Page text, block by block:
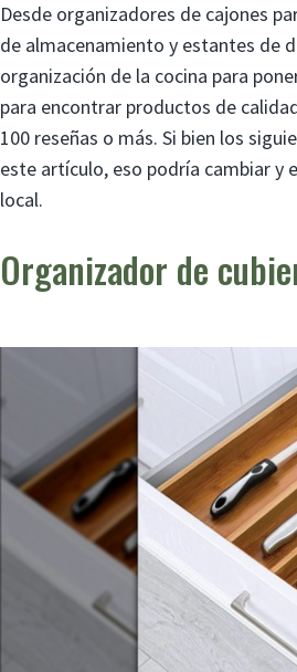
Desde organizadores de cajones
de almacenamiento y estantes de
organización de la cocina para
para encontrar productos de
100 reseñas o más. Si bien los
este artículo, eso podría cambiar y
local.
Organizador de